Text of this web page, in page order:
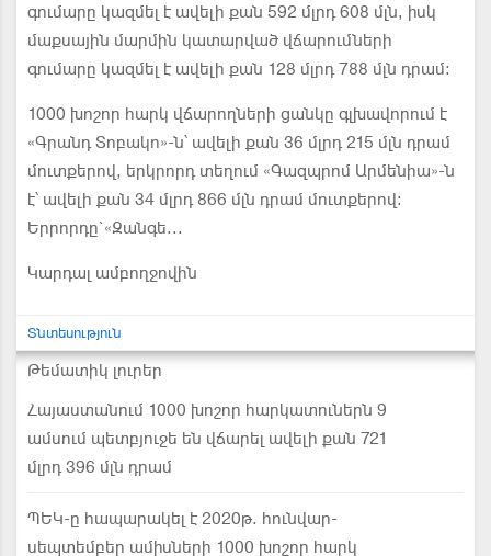
գումարը կազմել է ավելի քան 592 մլրդ 608 մլն, իսկ
մաքսային մարմին կատարված վճարումների
գումարը կազմել է ավելի քան 128 մլրդ 788 մլն դրամ:
1000 խոշոր հարկ վճարողների ցանկը գլխավորում է
«Գրանդ Տոբակո»-ն՝ ավելի քան 36 մլրդ 215 մլն դրամ
մուտքերով, երկրորդ տեղում «Գազպրոմ Արմենիա»-ն
է՝ ավելի քան 34 մլրդ 866 մլն դրամ մուտքերով:
Երրորդը`«Զանգե...
Կարդալ ամբողջովին
Տնտեսություն
Թեմատիկ լուրեր
Հայաստանում 1000 խոշոր հարկատուներն 9
ամսում պետբյուջե են վճարել ավելի քան 721
մլրդ 396 մլն դրամ
ՊԵԿ-ը հապարակել է 2020թ. հունվար-
սեպտեմբեր ամիսների 1000 խոշոր հարկ